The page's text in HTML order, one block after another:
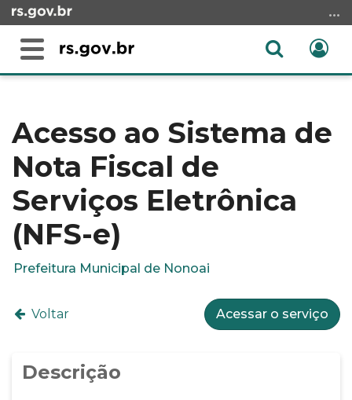
para
conteúdo
menu
para
busca
Alterna
Abrir
conteúdo
Acesso ao Sistema de
Nota Fiscal de
Serviços Eletrônica
(NFS-e)
Prefeitura Municipal de Nonoai
Voltar Acessar o serviço
Descrição